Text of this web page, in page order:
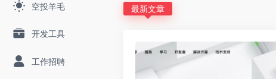
空投羊毛
开发工具
工作招聘
最新文章